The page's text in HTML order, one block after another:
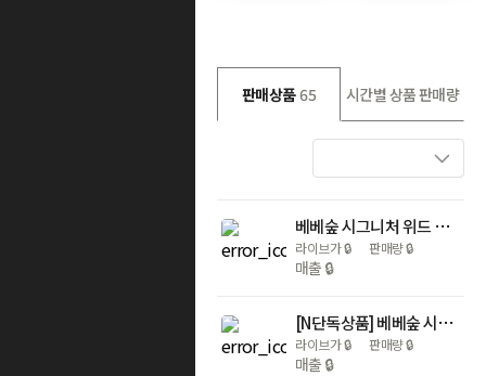
판매상품 65 시간별 상품 판매량
베베숲 시그니처 위드 블루 베스트셀러 아기물티슈 70매 캡형 10팩+10팩
라이브가🔒 판매량🔒
매출 🔒
[N단독상품] 베베숲 시그니처 블랙 헤리티지 66매 캡 20팩 / 85평량 빅사이즈 프리미엄 비건 신생아 아기물티슈
라이브가🔒 판매량🔒
매출 🔒